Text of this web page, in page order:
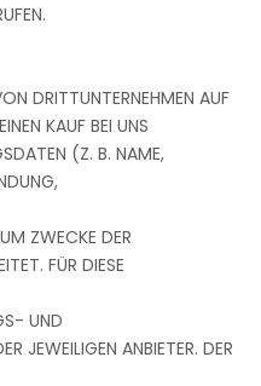
DRITTUNTERNEHMEN AUF
KAUF BEI UNS
(Z. B. NAME,
ZWECKE DER
FÜR DIESE
UND
JEWEILIGEN ANBIETER. DER